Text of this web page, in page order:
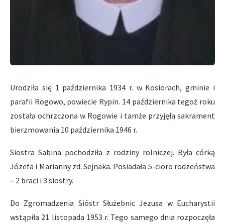
Urodziła się 1 października 1934 r. w Kosiorach, gminie i
parafii Rogowo, powiecie Rypin. 14 października tegoż roku
została ochrzczona w Rogowie i tamże przyjęła sakrament
bierzmowania 10 października 1946 r.
Siostra Sabina pochodziła z rodziny rolniczej. Była córką
Józefa i Marianny zd. Sejnaka. Posiadała 5-cioro rodzeństwa
– 2 braci i 3 siostry.
Do Zgromadzenia Sióstr Służebnic Jezusa w Eucharystii
wstąpiła 21 listopada 1953 r. Tego samego dnia rozpoczęła